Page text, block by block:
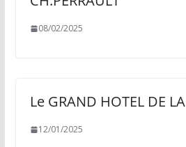
08/02/2025
Le GRAND HOTEL DE
12/01/2025